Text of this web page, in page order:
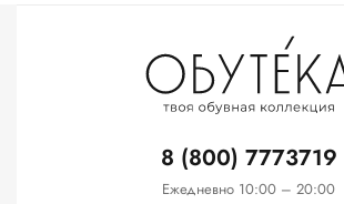
8 (800) 7773719
Ежедневно 10:00 – 20:00